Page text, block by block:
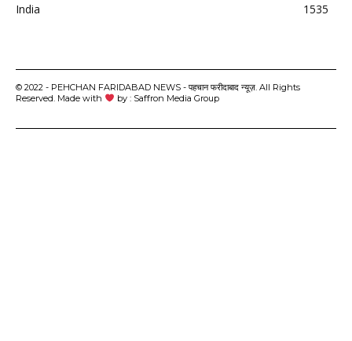
India
1535
© 2022 - PEHCHAN FARIDABAD NEWS - पहचान फरीदाबाद न्यूज़. All Rights
Reserved. Made with
by : Saffron Media Group